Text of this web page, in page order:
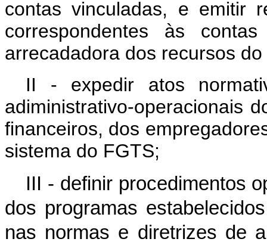
contas vinculadas, e emitir
correspondentes às
arrecadadora dos recursos
II - expedir atos
adiministrativo-operacionais
financeiros, dos
sistema do FGTS;
III - definir procedimentos
dos programas
nas normas e diretrizes de